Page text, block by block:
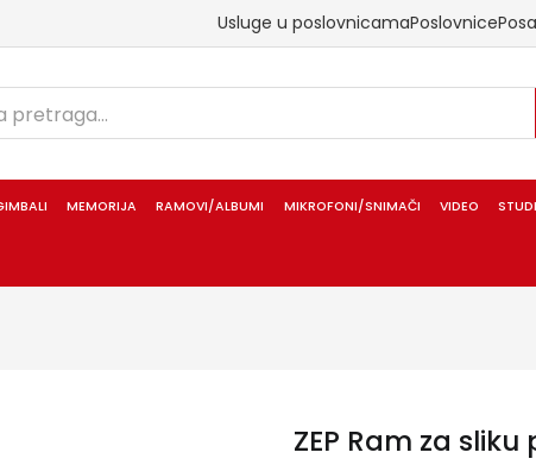
Usluge u poslovnicamaPoslovnice
MEMORIJA RAMOVI/ALBUMI MIKROFONI/SNIMAČI VIDEO
ZEP Ram za sliku